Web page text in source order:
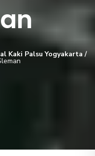
Kaki Palsu Yogyakarta /